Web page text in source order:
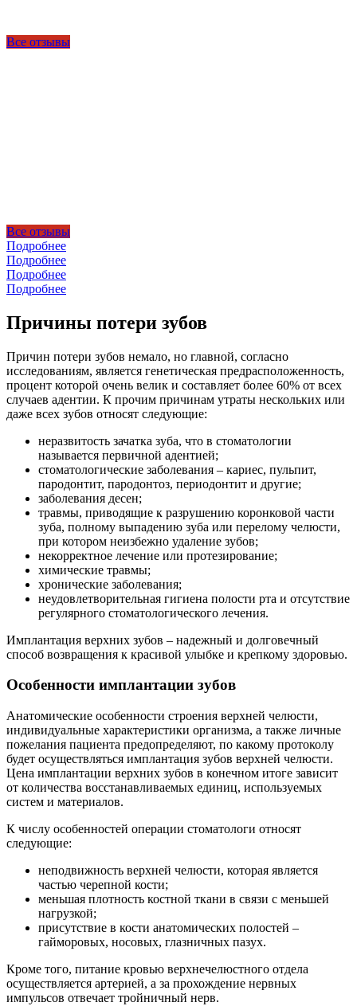
Все отзывы
Все отзывы
Подробнее
Подробнее
Подробнее
Подробнее
Причины потери зубов
Причин потери зубов немало, но главной, согласно
исследованиям, является генетическая предрасположенность,
процент которой очень велик и составляет более 60% от всех
случаев адентии. К прочим причинам утраты нескольких или
даже всех зубов относят следующие:
неразвитость зачатка зуба, что в стоматологии
называется первичной адентией;
стоматологические заболевания – кариес, пульпит,
пародонтит, пародонтоз, периодонтит и другие;
заболевания десен;
травмы, приводящие к разрушению коронковой части
зуба, полному выпадению зуба или перелому челюсти,
при котором неизбежно удаление зубов;
некорректное лечение или протезирование;
химические травмы;
хронические заболевания;
неудовлетворительная гигиена полости рта и отсутствие
регулярного стоматологического лечения.
Имплантация верхних зубов – надежный и долговечный
способ возвращения к красивой улыбке и крепкому здоровью.
Особенности имплантации зубов
Анатомические особенности строения верхней челюсти,
индивидуальные характеристики организма, а также личные
пожелания пациента предопределяют, по какому протоколу
будет осуществляться имплантация зубов верхней челюсти.
Цена имплантации верхних зубов в конечном итоге зависит
от количества восстанавливаемых единиц, используемых
систем и материалов.
К числу особенностей операции стоматологи относят
следующие:
неподвижность верхней челюсти, которая является
частью черепной кости;
меньшая плотность костной ткани в связи с меньшей
нагрузкой;
присутствие в кости анатомических полостей –
гайморовых, носовых, глазничных пазух.
Кроме того, питание кровью верхнечелюстного отдела
осуществляется артерией, а за прохождение нервных
импульсов отвечает тройничный нерв.